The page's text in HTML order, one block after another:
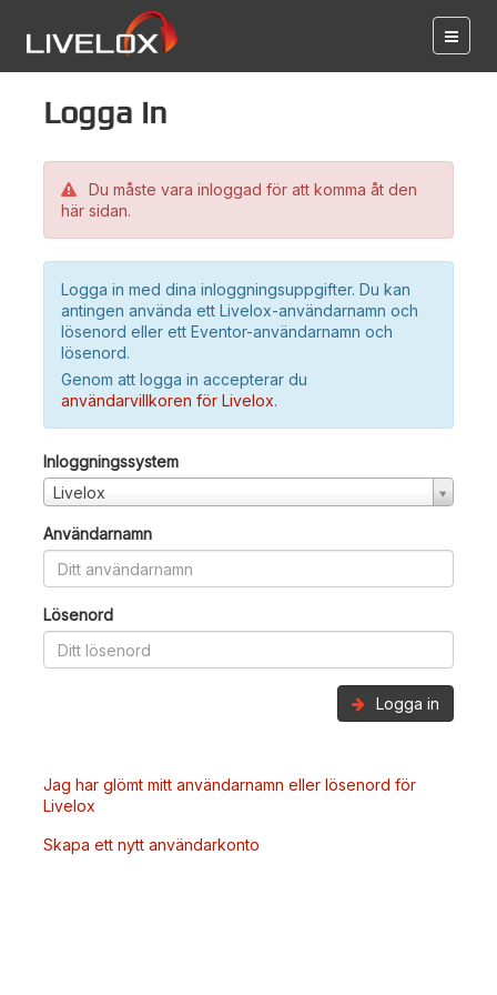
Logga in
Du måste vara inloggad för att komma åt den
här sidan.
Logga in med dina inloggningsuppgifter. Du kan
antingen använda ett Livelox-användarnamn och
lösenord eller ett Eventor-användarnamn och
lösenord.
Genom att logga in accepterar du
användarvillkoren för Livelox.
Inloggningssystem
Livelox
Användarnamn
Lösenord
Logga in
Jag har glömt mitt användarnamn eller lösenord för
Livelox
Skapa ett nytt användarkonto